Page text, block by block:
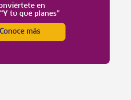
en
tú qué planes”
Conoce más